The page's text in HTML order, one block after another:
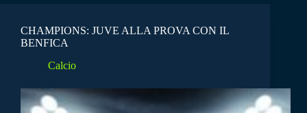
CHAMPIONS: JUVE ALLA PROVA CON IL
BENFICA
Calcio